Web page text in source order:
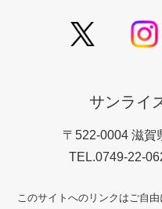
サンライ
〒522-0004 滋賀
TEL.0749-22-
このサイトへのリンクはご自由